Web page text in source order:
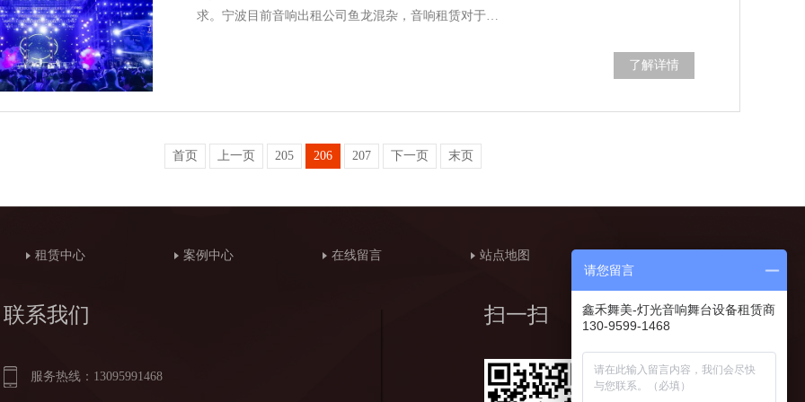
求。宁波目前音响出租公司鱼龙混杂，音响租赁对于…
了解详情
首页 上一页 205 206 207 下一页 末页
租赁中心 案例中心 在线留言 站点地图
联系我们
服务热线：13095991468
扫一扫
请您留言
鑫禾舞美-灯光音响舞台设备租赁商
130-9599-1468